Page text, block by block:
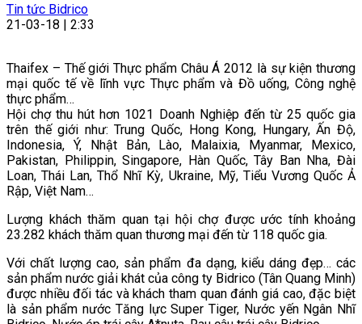
Tin tức Bidrico
21-03-18 | 2:33
Thaifex – Thế giới Thực phẩm Châu Á 2012 là sự kiện thương
mại quốc tế về lĩnh vực Thực phẩm và Đồ uống, Công nghệ
thực phẩm…
Hội chợ thu hút hơn 1021 Doanh Nghiệp đến từ 25 quốc gia
trên thế giới như: Trung Quốc, Hong Kong, Hungary, Ấn Độ,
Indonesia, Ý, Nhật Bản, Lào, Malaixia, Myanmar, Mexico,
Pakistan, Philippin, Singapore, Hàn Quốc, Tây Ban Nha, Đài
Loan, Thái Lan, Thổ Nhĩ Kỳ, Ukraine, Mỹ, Tiểu Vương Quốc Ả
Rập, Việt Nam…
Lượng khách thăm quan tại hội chợ được ước tính khoảng
23.282 khách thăm quan thương mại đến từ 118 quốc gia.
Với chất lượng cao, sản phẩm đa dạng, kiểu dáng đẹp… các
sản phẩm nước giải khát của công ty Bidrico (Tân Quang Minh)
được nhiều đối tác và khách tham quan đánh giá cao, đặc biệt
là sản phẩm nước Tăng lực Super Tiger, Nước yến Ngân Nhĩ